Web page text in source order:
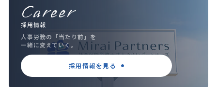
Career
採用情報
人事労務の「当たり前」を
一緒に変えていく。
採用情報を見る